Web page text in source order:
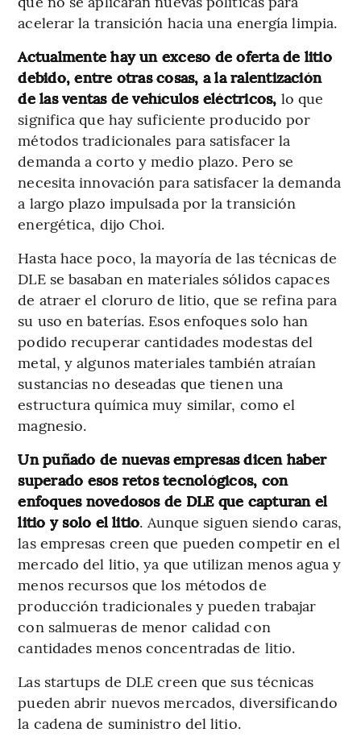
acelerar la transición hacia una energía limpia.
Actualmente hay un exceso de oferta de litio
debido, entre otras cosas, a la ralentización
de las ventas de vehículos eléctricos, lo que
significa que hay suficiente producido por
métodos tradicionales para satisfacer la
demanda a corto y medio plazo. Pero se
necesita innovación para satisfacer la demanda
a largo plazo impulsada por la transición
energética, dijo Choi.
Hasta hace poco, la mayoría de las técnicas de
DLE se basaban en materiales sólidos capaces
de atraer el cloruro de litio, que se refina para
su uso en baterías. Esos enfoques solo han
podido recuperar cantidades modestas del
metal, y algunos materiales también atraían
sustancias no deseadas que tienen una
estructura química muy similar, como el
magnesio.
Un puñado de nuevas empresas dicen haber
superado esos retos tecnológicos, con
enfoques novedosos de DLE que capturan el
litio y solo el litio. Aunque siguen siendo caras,
las empresas creen que pueden competir en el
mercado del litio, ya que utilizan menos agua y
menos recursos que los métodos de
producción tradicionales y pueden trabajar
con salmueras de menor calidad con
cantidades menos concentradas de litio.
Las startups de DLE creen que sus técnicas
pueden abrir nuevos mercados, diversificando
la cadena de suministro del litio.